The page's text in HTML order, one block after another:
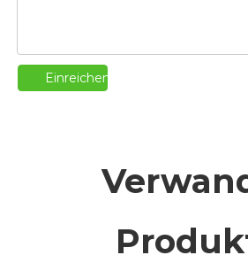
Einreichen